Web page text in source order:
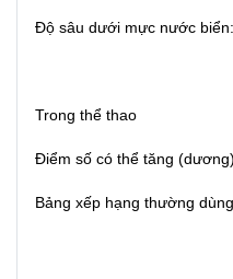
Độ sâu dưới mực nước
Trong thể thao
Điểm số có thể tăng
Bảng xếp hạng thường